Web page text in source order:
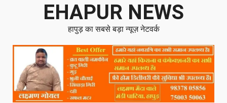
EHAPUR NEWS
हापुड़ का सबसे बड़ा न्यूज़ नेटवर्क